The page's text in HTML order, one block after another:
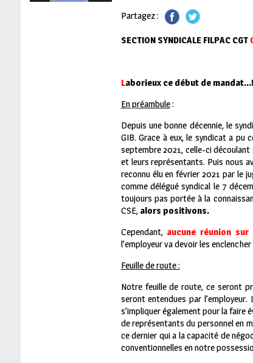
Partagez :
SECTION SYNDICALE FILPAC CGT
Laborieux ce début
En préambule:
Depuis une bonne décennie, le
GIB. Grace à eux, le syndicat a pu
septembre 2021, celle-ci
et leurs représentants. Puis nous
reconnu élu en février 2021 par le
comme délégué syndical le 7
toujours pas portée à la
CSE, alors positivons.
Cependant, aucune réunion
l’employeur va devoir les
Feuille de route :
Notre feuille de route, ce seront
seront entendues par
s’impliquer également pour la faire
de représentants du personnel en
ce dernier qui a la capacité de
conventionnelles en notre